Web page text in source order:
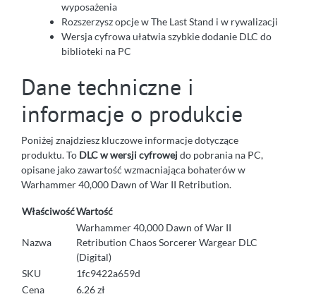
wyposażenia
Rozszerzysz opcje w The Last Stand i w rywalizacji
Wersja cyfrowa ułatwia szybkie dodanie DLC do
biblioteki na PC
Dane techniczne i
informacje o produkcie
Poniżej znajdziesz kluczowe informacje dotyczące
produktu. To DLC w wersji cyfrowejdo pobrania na PC,
opisane jako zawartość wzmacniająca bohaterów w
Warhammer 40,000 Dawn of War II Retribution.
WłaściwośćWartość
Nazwa
Warhammer 40,000 Dawn of War II
Retribution Chaos Sorcerer Wargear DLC
(Digital)
SKU
1fc9422a659d
Cena
6.26 zł